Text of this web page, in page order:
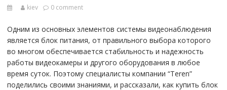
kiev 0 comment
Одним из основных элементов системы видеонаблюдения
является блок питания, от правильного выбора которого
во многом обеспечивается стабильность и надежность
работы видеокамеры и другого оборудования в любое
время суток. Поэтому специалисты компании “Teren”
поделились своими знаниями, и рассказали, как купить блок